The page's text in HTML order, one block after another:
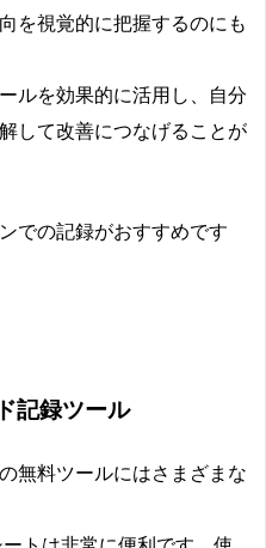
を視覚的に把握するのにも
ルを効果的に活用し、自分
して改善につなげることが
での記録がおすすめです
記録ツール
無料ツールにはさまざまな